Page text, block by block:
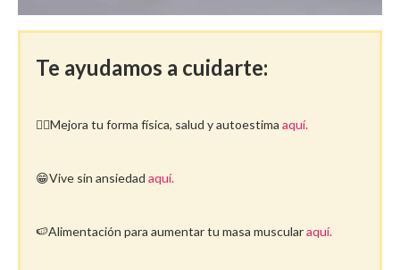
Te ayudamos a cuidarte:
🤸‍♀️Mejora tu forma física, salud y autoestima aquí.
😁Vive sin ansiedad aquí.
🍉Alimentación para aumentar tu masa muscularaquí.